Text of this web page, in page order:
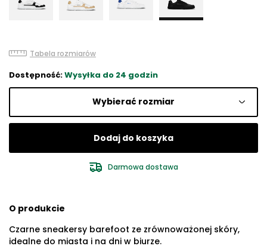
Tabela rozmiarów
Dostępność:Wysyłka do 24 godzin
Wybierać rozmiar
Dodaj do koszyka
Darmowa dostawa
O produkcie
Czarne sneakersy barefoot ze zrównoważonej skóry,
idealne do miasta i na dni w biurze.